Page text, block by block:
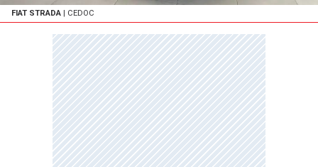
FIAT STRADA | CEDOC